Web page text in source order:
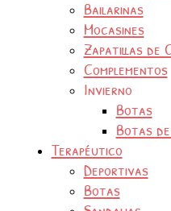
Bailarinas
Mocasines
Zapatillas de
Complementos
Invierno
Botas
Botas
Terapéutico
Deportivas
Botas